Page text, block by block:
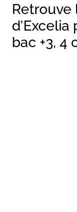
Retrouve
bac +3, 4